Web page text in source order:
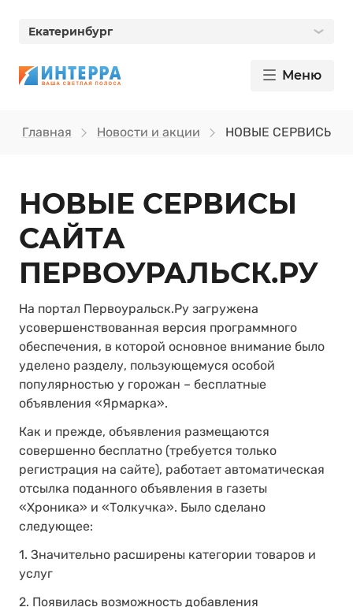
Екатеринбург
Меню
Главная Новости и акции НОВЫЕ СЕРВИСЫ
НОВЫЕ СЕРВИСЫ
САЙТА
ПЕРВОУРАЛЬСК.РУ
На портал Первоуральск.Ру загружена
усовершенствованная версия программного
обеспечения, в которой основное внимание было
уделено разделу, пользующемуся особой
популярностью у горожан – бесплатные
объявления «Ярмарка».
Как и прежде, объявления размещаются
совершенно бесплатно (требуется только
регистрация на сайте), работает автоматическая
отсылка поданного объявления в газеты
«Хроника» и «Толкучка». Было сделано
следующее:
1. Значительно расширены категории товаров и
услуг
2. Появилась возможность добавления